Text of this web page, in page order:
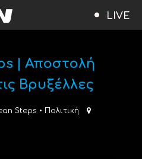
LIVE
| Αποστολή
Βρυξέλλες
Steps • Πολιτική